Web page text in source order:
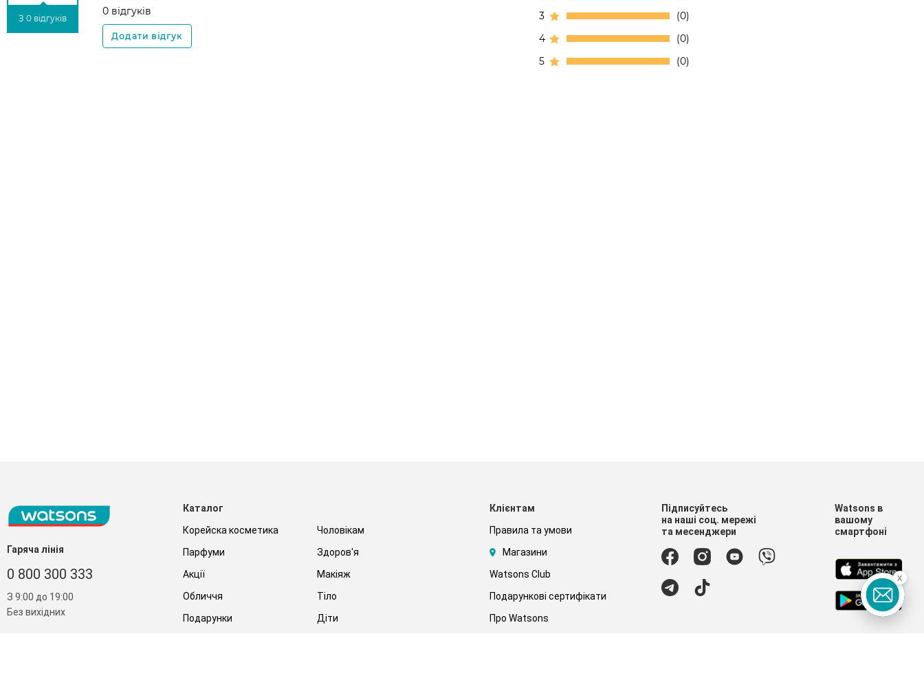
З 0 відгуків
0 відгуків
3
0
4
0
5
0
Гаряча лінія
0 800 300 333
З 9:00 до 19:00
Без вихідних
Каталог
Корейска косметика
Чоловікам
Парфуми
Здоров'я
Акції
Макіяж
Обличчя
Тіло
Подарунки
Діти
Клієнтам
Правила та умови
Магазини
Watsons Club
Подарункові сертифікати
Про Watsons
Підписуйтесь
на наші соц. мережі
та месенджери
Watsons в
вашому
смартфоні
x